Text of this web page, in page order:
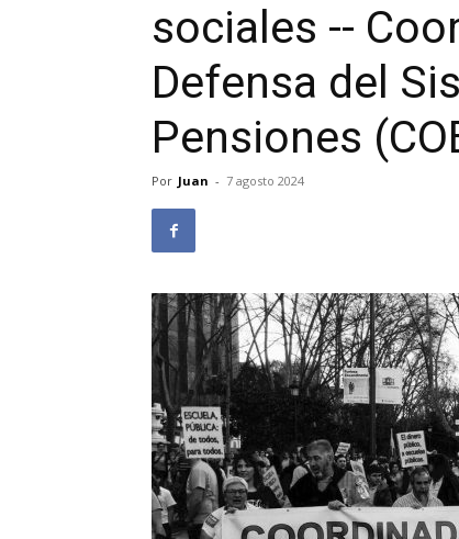
sociales --
Defensa del
Pensiones
Por Juan - 7 agosto 2024